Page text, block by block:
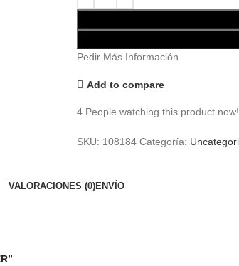
Pedir Más Información
Add to compare
4 People watching this product now!
SKU: 108184 Categoría:
VALORACIONES (0)ENVÍO